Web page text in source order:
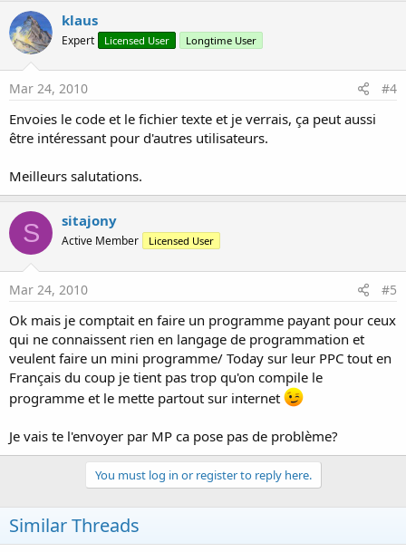
klaus
Expert Licensed User Longtime User
Mar 24, 2010 #4
Envoies le code et le fichier texte et je verrais, ça peut aussi
être intéressant pour d'autres utilisateurs.
Meilleurs salutations.
S sitajony
Active Member Licensed User
Mar 24, 2010 #5
Ok mais je comptait en faire un programme payant pour ceux
qui ne connaissent rien en langage de programmation et
veulent faire un mini programme/ Today sur leur PPC tout en
Français du coup je tient pas trop qu'on compile le
programme et le mette partout sur internet
Je vais te l'envoyer par MP ca pose pas de problème?
You must log in or register to reply here.
Similar Threads